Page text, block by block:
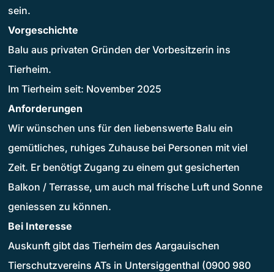
sein.
Vorgeschichte
Balu aus privaten Gründen der Vorbesitzerin ins
Tierheim.
Im Tierheim seit: November 2025
Anforderungen
Wir wünschen uns für den liebenswerte Balu ein
gemütliches, ruhiges Zuhause bei Personen mit viel
Zeit. Er benötigt Zugang zu einem gut gesicherten
Balkon / Terrasse, um auch mal frische Luft und Sonne
geniessen zu können.
Bei Interesse
Auskunft gibt das Tierheim des Aargauischen
Tierschutzvereins ATs in Untersiggenthal (0900 980